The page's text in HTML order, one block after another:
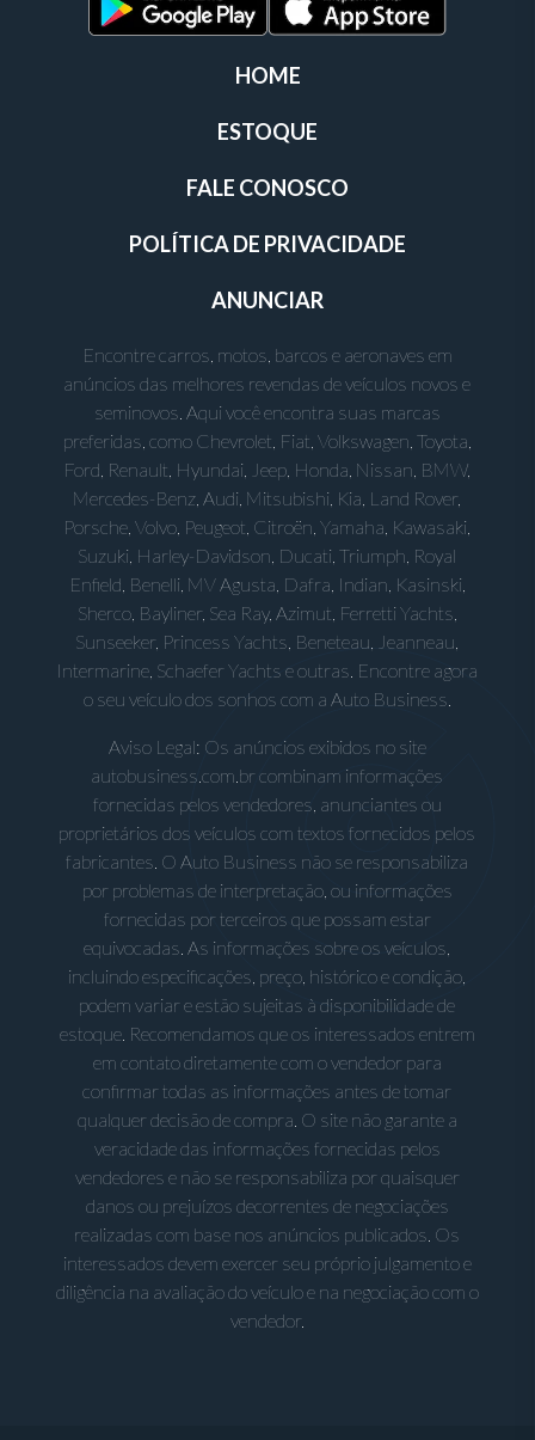
HOME
ESTOQUE
FALE CONOSCO
POLÍTICA DE PRIVACIDADE
ANUNCIAR
Encontre carros, motos, barcos e aeronaves em
anúncios das melhores revendas de veículos novos e
seminovos. Aqui você encontra suas marcas
preferidas, como Chevrolet, Fiat, Volkswagen, Toyota,
Ford, Renault, Hyundai, Jeep, Honda, Nissan, BMW,
Mercedes-Benz, Audi, Mitsubishi, Kia, Land Rover,
Porsche, Volvo, Peugeot, Citroën, Yamaha, Kawasaki,
Suzuki, Harley-Davidson, Ducati, Triumph, Royal
Enfield, Benelli, MV Agusta, Dafra, Indian, Kasinski,
Sherco, Bayliner, Sea Ray, Azimut, Ferretti Yachts,
Sunseeker, Princess Yachts, Beneteau, Jeanneau,
Intermarine, Schaefer Yachts e outras. Encontre agora
o seu veículo dos sonhos com a Auto Business.
Aviso Legal: Os anúncios exibidos no site
autobusiness.com.br combinam informações
fornecidas pelos vendedores, anunciantes ou
proprietários dos veículos com textos fornecidos pelos
fabricantes. O Auto Business não se responsabiliza
por problemas de interpretação, ou informações
fornecidas por terceiros que possam estar
equivocadas. As informações sobre os veículos,
incluindo especificações, preço, histórico e condição,
podem variar e estão sujeitas à disponibilidade de
estoque. Recomendamos que os interessados entrem
em contato diretamente com o vendedor para
confirmar todas as informações antes de tomar
qualquer decisão de compra. O site não garante a
veracidade das informações fornecidas pelos
vendedores e não se responsabiliza por quaisquer
danos ou prejuízos decorrentes de negociações
realizadas com base nos anúncios publicados. Os
interessados devem exercer seu próprio julgamento e
diligência na avaliação do veículo e na negociação com o
vendedor.